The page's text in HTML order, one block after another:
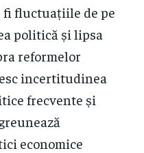
fluctuațiile de pe
politică și lipsa
reformelor
incertitudinea
frecvente și
economice